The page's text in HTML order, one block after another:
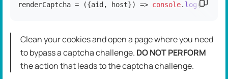
renderCaptcha = ({aid, host}) => console. log (`aid:
复制代
Clean your cookies and open a page where you need
to bypass a captcha challenge. DO NOT PERFORM
the action that leads to the captcha challenge.